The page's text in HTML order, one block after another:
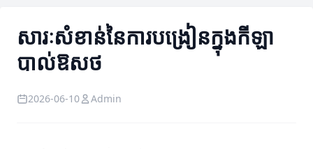
សារៈសំខាន់នៃការបង្រៀនក្នុងកីឡា
បាល់ឱសថ
2026-06-10 Admin